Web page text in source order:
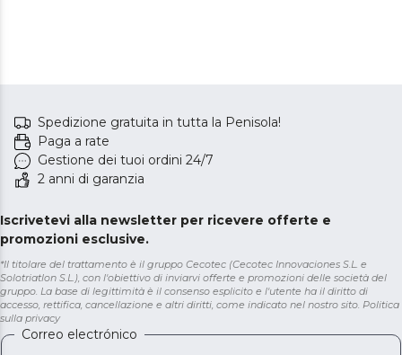
Spedizione gratuita in tutta la Penisola!
Paga a rate
Gestione dei tuoi ordini 24/7
2 anni di garanzia
Iscrivetevi alla newsletter per ricevere offerte e
promozioni esclusive.
*Il titolare del trattamento è il gruppo Cecotec (Cecotec Innovaciones S.L. e
Solotriatlon S.L.), con l'obiettivo di inviarvi offerte e promozioni delle società del
gruppo. La base di legittimità è il consenso esplicito e l'utente ha il diritto di
accesso, rettifica, cancellazione e altri diritti, come indicato nel nostro sito. Politica
sulla privacy
Correo electrónico